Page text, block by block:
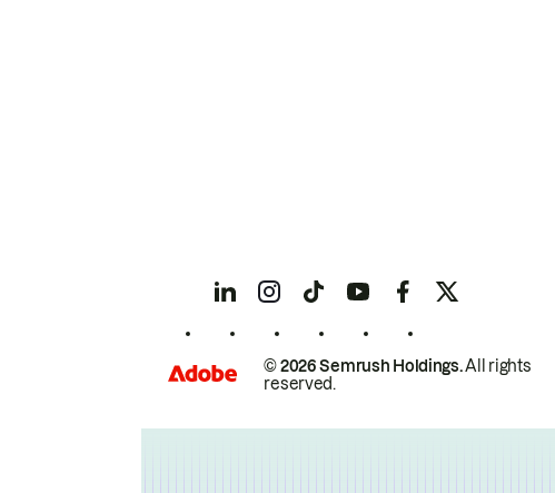
© 2026 Semrush Holdings.All rights
reserved.